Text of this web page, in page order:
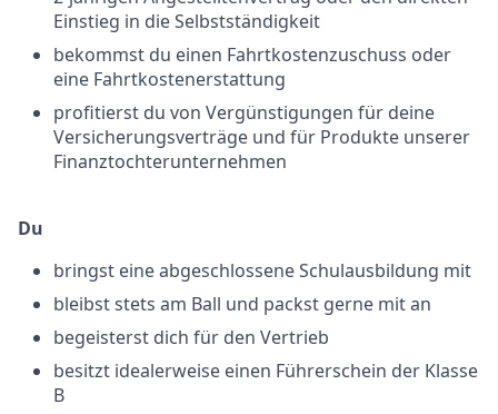
Einstieg in die Selbstständigkeit
bekommst du einen Fahrtkostenzuschuss oder
eine Fahrtkostenerstattung
profitierst du von Vergünstigungen für deine
Versicherungsverträge und für Produkte unserer
Finanztochterunternehmen
Du
bringst eine abgeschlossene Schulausbildung mit
bleibst stets am Ball und packst gerne mit an
begeisterst dich für den Vertrieb
besitzt idealerweise einen Führerschein der Klasse
B